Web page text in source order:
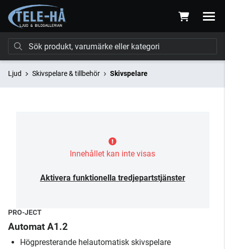
Ljud Skivspelare & tillbehör Skivspelare
Innehållet kan inte visas
Aktivera funktionella tredjepartstjänster
PRO-JECT
Automat A1.2
Högpresterande helautomatisk skivspelare